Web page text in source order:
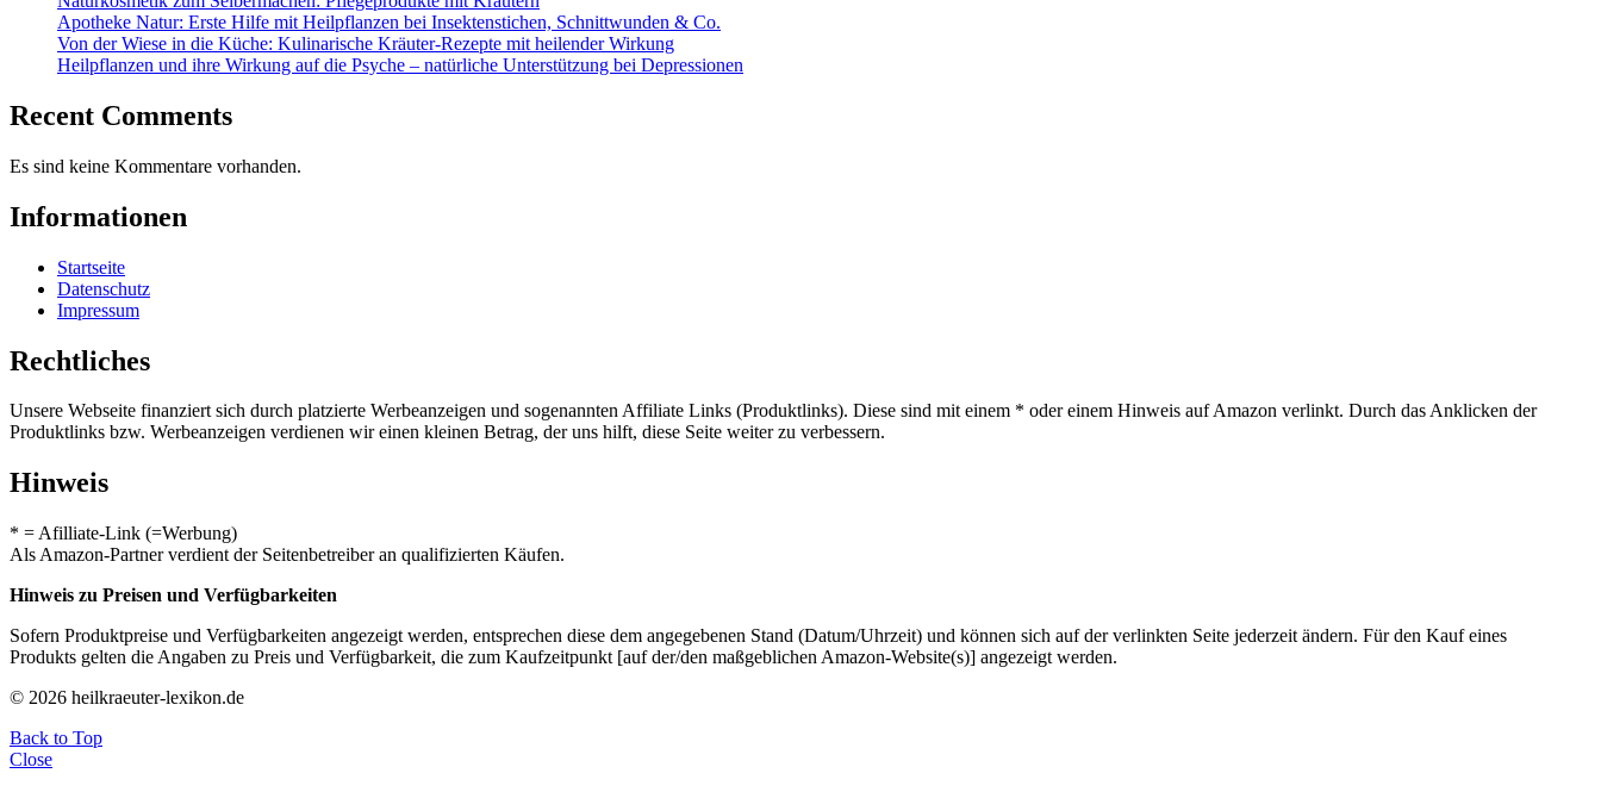
Apotheke Natur: Erste Hilfe mit Heilpflanzen bei Insektenstichen, Schnittwunden & Co.
Von der Wiese in die Küche: Kulinarische Kräuter-Rezepte mit heilender Wirkung
Heilpflanzen und ihre Wirkung auf die Psyche – natürliche Unterstützung bei Depressionen
Recent Comments
Es sind keine Kommentare vorhanden.
Informationen
Startseite
Datenschutz
Impressum
Rechtliches
Unsere Webseite finanziert sich durch platzierte Werbeanzeigen und sogenannten Affiliate Links (Produktlinks). Diese sind mit einem * oder einem Hinweis auf Amazon verlinkt. Durch das Anklicken der
Produktlinks bzw. Werbeanzeigen verdienen wir einen kleinen Betrag, der uns hilft, diese Seite weiter zu verbessern.
Hinweis
* = Afilliate-Link (=Werbung)
Als Amazon-Partner verdient der Seitenbetreiber an qualifizierten Käufen.
Hinweis zu Preisen und Verfügbarkeiten
Sofern Produktpreise und Verfügbarkeiten angezeigt werden, entsprechen diese dem angegebenen Stand (Datum/Uhrzeit) und können sich auf der verlinkten Seite jederzeit ändern. Für den Kauf eines
Produkts gelten die Angaben zu Preis und Verfügbarkeit, die zum Kaufzeitpunkt [auf der/den maßgeblichen Amazon-Website(s)] angezeigt werden.
© 2026 heilkraeuter-lexikon.de
Back to Top
Close